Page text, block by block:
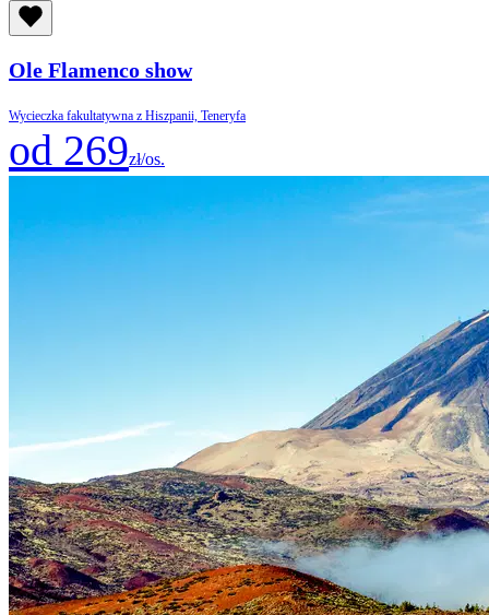
Ole Flamenco show
Wycieczka fakultatywna z Hiszpanii, Teneryfa
od 269zł/os.